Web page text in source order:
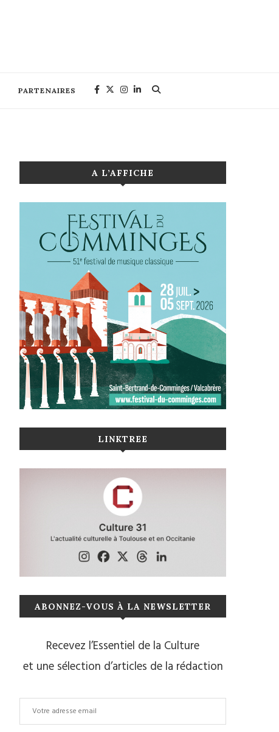
PARTENAIRES
A L’AFFICHE
LINKTREE
ABONNEZ-VOUS À LA NEWSLETTER
Recevez l’Essentiel de la Culture
et une sélection d’articles de la rédaction